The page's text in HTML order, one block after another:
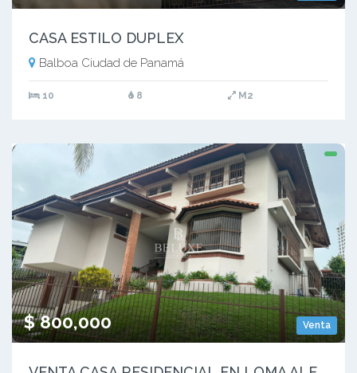
CASA ESTILO DUPLEX
Balboa Ciudad de Panamá
10 8 M2
Venta
$ 800,000